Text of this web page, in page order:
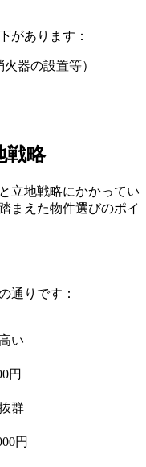
があります：
器の設置等）
戦略
立地戦略にかかってい
まえた物件選びのポイ
通りです：
い
円
群
円